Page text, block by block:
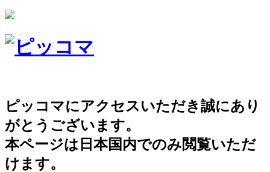
ピッコマにアクセスいただき誠にあり
がとうございます。
本ページは日本国内でのみ閲覧いただ
けます。